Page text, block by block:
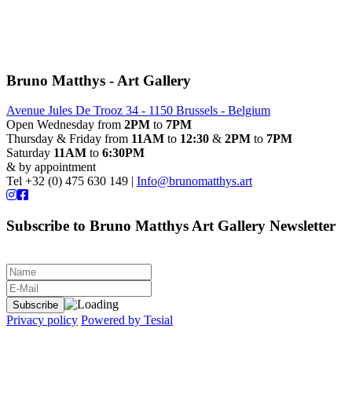
Bruno Matthys - Art Gallery
Avenue Jules De Trooz 34 - 1150 Brussels - Belgium
Open Wednesday from 2PM to 7PM
Thursday & Friday from 11AM to 12:30 & 2PM to 7PM
Saturday 11AM to 6:30PM
& by appointment
Tel +32 (0) 475 630 149 | Info@brunomatthys.art
Subscribe to Bruno Matthys Art Gallery Newsletter
Privacy policy Powered by Tesial